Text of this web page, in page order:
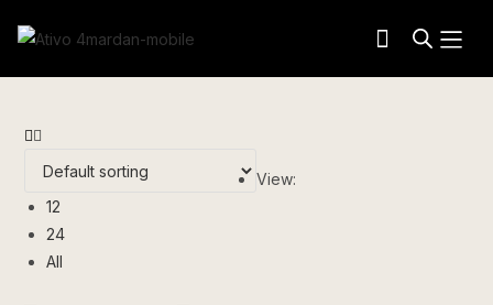
View:
12
24
All